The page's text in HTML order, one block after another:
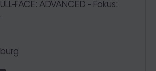
FACE: ADVANCED - Fokus: